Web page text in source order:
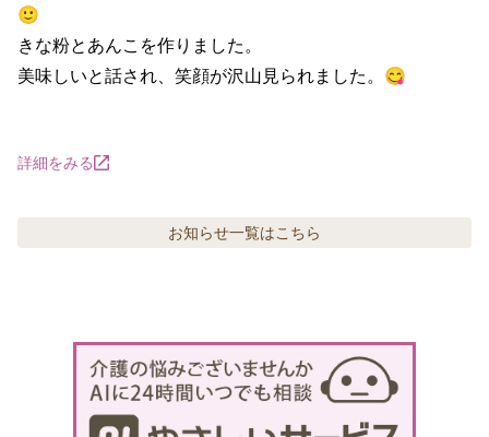
🙂
きな粉とあんこを作りました。
美味しいと話され、笑顔が沢山見られました。😋
詳細をみる
お知らせ一覧はこちら